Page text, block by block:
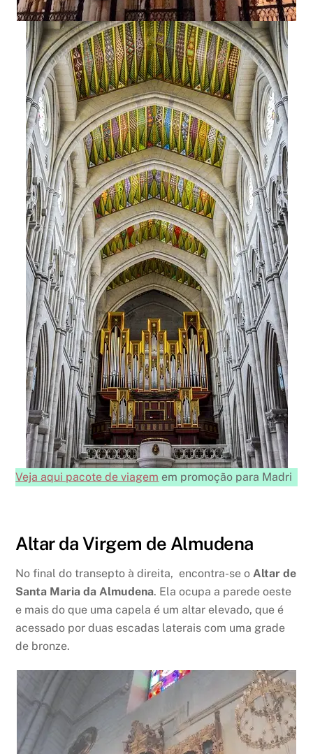
Veja aqui pacote de viagem em promoção para Madri
Altar da Virgem de Almudena
No final do transepto à direita, encontra-se oAltar de
Santa Maria da Almudena. Ela ocupa a parede oeste
e mais do que uma capela é um altar elevado, que é
acessado por duas escadas laterais com uma grade
de bronze.